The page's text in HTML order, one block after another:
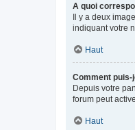
A quoi
Il y a deux
indiquant votre
Haut
Comment
Depuis votre
forum peut
Haut